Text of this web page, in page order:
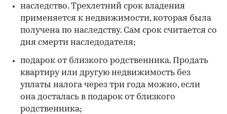
наследство. Трехлетний срок владения
применяется к недвижимости, которая была
получена по наследству. Сам срок считается со
дня смерти наследодателя;
подарок от близкого родственника. Продать
квартиру или другую недвижимость без
уплаты налога через три года можно, если
она досталась в подарок от близкого
родственника;